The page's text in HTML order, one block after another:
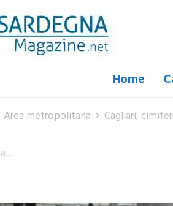
Home
Area metropolitana Cagliari,